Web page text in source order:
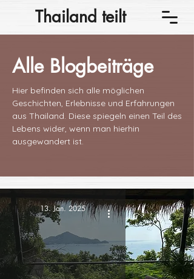
Thailand teilt
Alle Blogbeiträge
Hier befinden sich alle möglichen
Geschichten, Erlebnisse und Erfahrungen
aus Thailand. Diese spiegeln einen Teil des
Lebens wider, wenn man hierhin
ausgewandert ist.
13. Jan. 2025